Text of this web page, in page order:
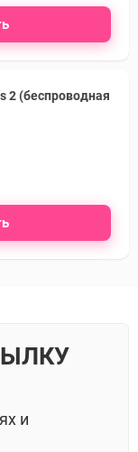
2 (беспроводная
и